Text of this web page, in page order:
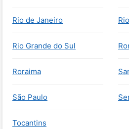
Rio de Janeiro
Rio Grande do Sul
Roraima
São Paulo
Tocantins